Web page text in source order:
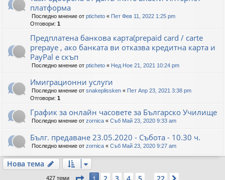
платформа
Последно мнение от pticheto « Пет Фев 11, 2022 1:25 pm
Отговори: 1
Предплатена банкова карта(prepaid card / carte
prepaye , ако банката ви отказва кредитна карта и
PayPal е скъп
Последно мнение от pticheto « Нед Ное 21, 2021 10:24 pm
Имиграционни услуги
Последно мнение от snakeplissken « Пет Апр 23, 2021 3:38 pm
Отговори: 1
График за онлайн часовете за Българско Училище
Последно мнение от zornica « Съб Май 23, 2020 9:33 am
Бълг. предаване 23.05.2020 - Събота - 10.30 ч.
Последно мнение от zornica « Съб Май 23, 2020 9:27 am
Нова тема
427 теми Страница от 22